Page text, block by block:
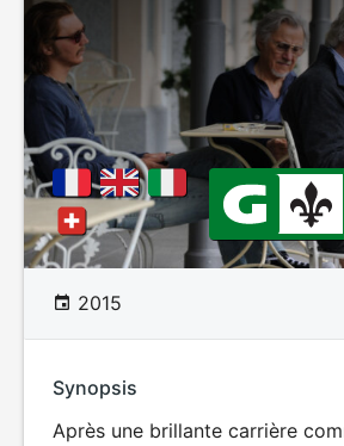
2015
Synopsis
Après une brillante carrière